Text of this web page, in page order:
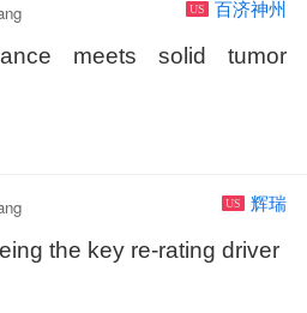
US 百济神州
meets solid tumor
US 辉瑞
the key re-rating driver